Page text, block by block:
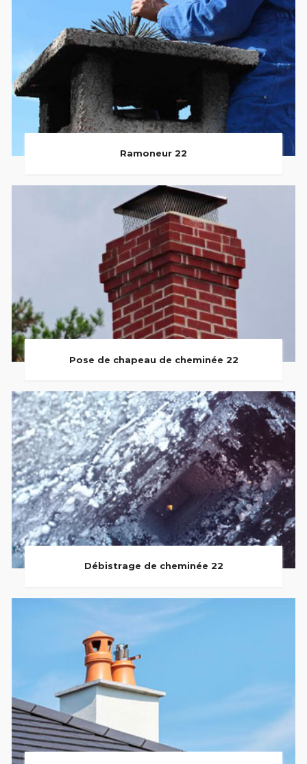
Ramoneur 22
Pose de chapeau de cheminée 22
Débistrage de cheminée 22